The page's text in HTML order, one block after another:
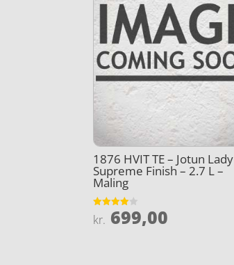
1876 HVIT TE – Jotun Lady
Supreme Finish – 2.7 L –
Maling
Vurderet
4
kr. 699,00